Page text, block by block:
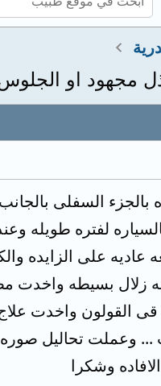
مجهود او
بالجزء السفلى
لفتره طويله
ودم من 3-5ونسبه زلال
القولون واخدت
وعملت تحاليل
وشكرا